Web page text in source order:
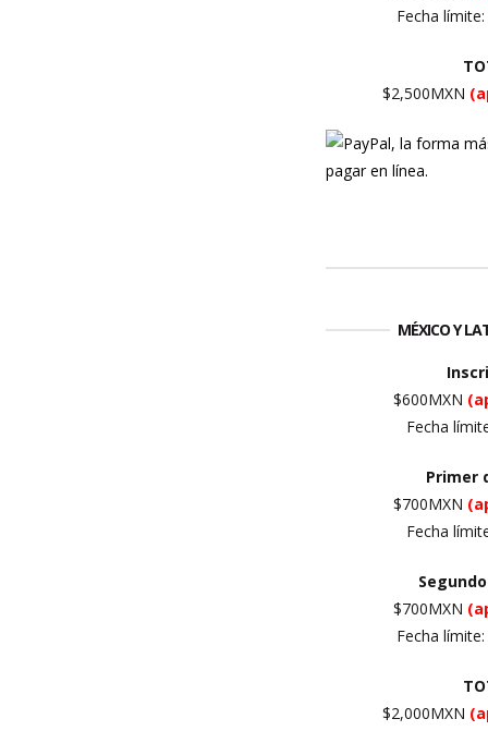
Fecha límite:
$2,500MXN
MÉXICO Y
$600MXN
Fecha
Primer
$700MXN
Fecha
$700MXN
Fecha límite:
$2,000MXN